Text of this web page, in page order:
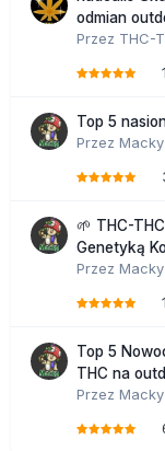
odmian
Przez THC-
Top 5
Przez Macky
🌱 THC-
Genetyką
Przez Macky
Top 5
THC na
Przez Macky